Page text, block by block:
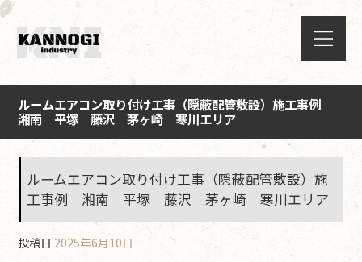
ルームエアコン取り付け工事（隠蔽配管敷設）施工事例
湘南 平塚 藤沢 茅ヶ崎 寒川エリア
ルームエアコン取り付け工事（隠蔽配管敷設）施
工事例 湘南 平塚 藤沢 茅ヶ崎 寒川エリア
投稿日 2025年6月10日